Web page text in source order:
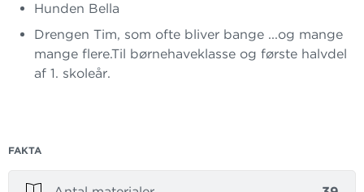
Hunden Bella
Drengen Tim, som ofte bliver bange ...og mange
mange flere.Til børnehaveklasse og første halvdel
af 1. skoleår.
FAKTA